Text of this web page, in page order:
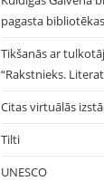
pagasta
Tikšanās ar
“Rakstnieks.
Citas virtuālās
Tilti
UNESCO